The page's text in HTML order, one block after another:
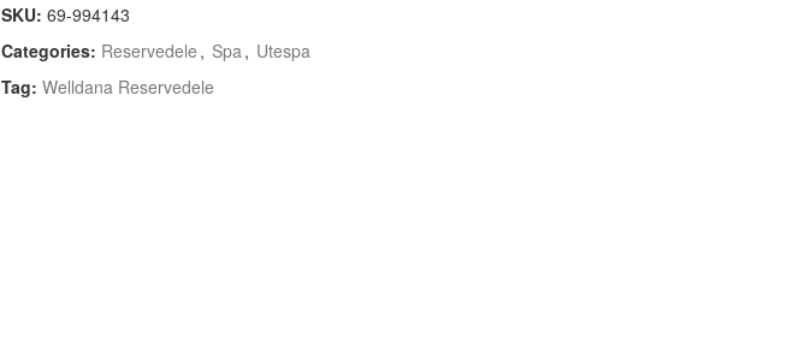
SKU: 69-994143
Categories: Reservedele , Spa , Utespa
Tag: Welldana Reservedele